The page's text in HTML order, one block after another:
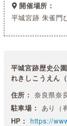
開催場所
平城宮跡 朱雀門
平城宮跡歴史公
れきしこうえん
住所： 奈良県奈
駐車場： あり（
HP： https://